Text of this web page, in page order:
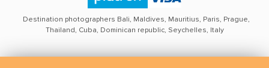
Destination photographers Bali, Maldives, Mauritius, Paris, Prague,
Thailand, Cuba, Dominican republic, Seychelles, Italy